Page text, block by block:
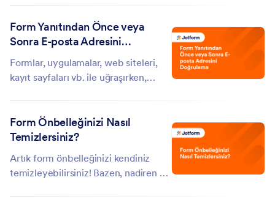
otomatik olarak açmak için,
openOnLoad:true parametresini
eklemeniz...
Form Yanıtından Önce veya
Sonra E-posta Adresini
Doğrulama
Formlar, uygulamalar, web siteleri,
kayıt sayfaları vb. ile uğraşırken,
adresleridir. Evet, birçok kullanıcı
formları rastgele, var olmayan e-
Form Önbelleğinizi Nasıl
Temizlersiniz?
Artık form önbelleğinizi kendiniz
temizleyebilirsiniz! Bazen, nadiren de